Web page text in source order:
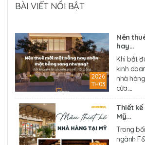
BÀI VIẾT NỔI BẬT
2026
TH03
Nên
hay...
Khi bắt
kinh
nhà
cửa....
Thiết
Mỹ...
Trong
ngành